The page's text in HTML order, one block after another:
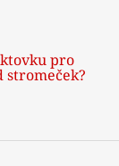
pro
stromeček?